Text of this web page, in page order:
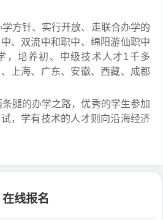
方针、实行开放、走联合办学的
、双流中和职中、绵阳游仙职中
，培养初、中级技术人才1千多
上海、广东、安徽、西藏、成都
腿的办学之路，优秀的学生参加
，学有技术的人才则向沿海经济
在线报名